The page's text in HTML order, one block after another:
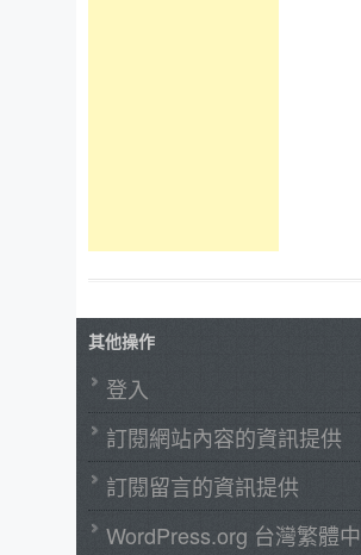
其他操作
登入
訂閱網站內容的資訊提供
訂閱留言的資訊提供
WordPress.org 台灣繁體